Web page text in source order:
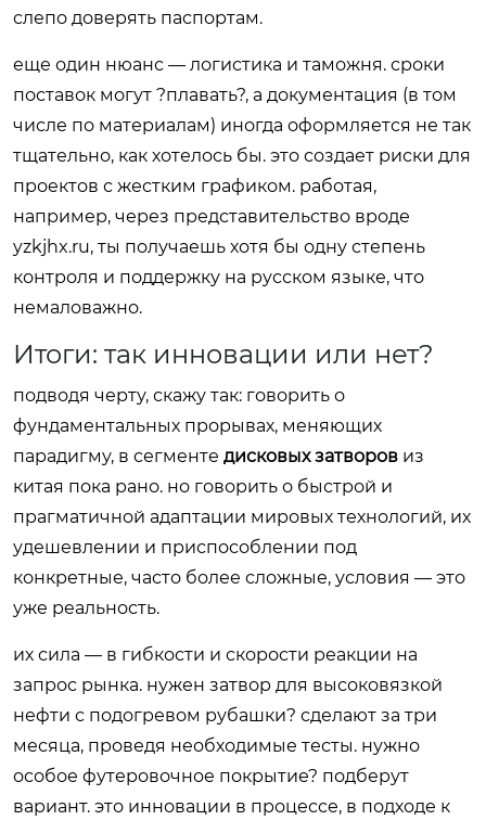
слепо доверять паспортам.
еще один нюанс — логистика и таможня. сроки
поставок могут ?плавать?, а документация (в том
числе по материалам) иногда оформляется не так
тщательно, как хотелось бы. это создает риски для
проектов с жестким графиком. работая,
например, через представительство вроде
yzkjhx.ru, ты получаешь хотя бы одну степень
контроля и поддержку на русском языке, что
немаловажно.
Итоги: так инновации или нет?
подводя черту, скажу так: говорить о
фундаментальных прорывах, меняющих
парадигму, в сегменте дисковых затворов из
китая пока рано. но говорить о быстрой и
прагматичной адаптации мировых технологий, их
удешевлении и приспособлении под
конкретные, часто более сложные, условия — это
уже реальность.
их сила — в гибкости и скорости реакции на
запрос рынка. нужен затвор для высоковязкой
нефти с подогревом рубашки? сделают за три
месяца, проведя необходимые тесты. нужно
особое футеровочное покрытие? подберут
вариант. это инновации в процессе, в подходе к